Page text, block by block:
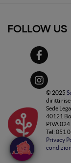
FOLLOW US
© 2025
diritti
Sede
40121
PIVA
Tel: 051
Privacy